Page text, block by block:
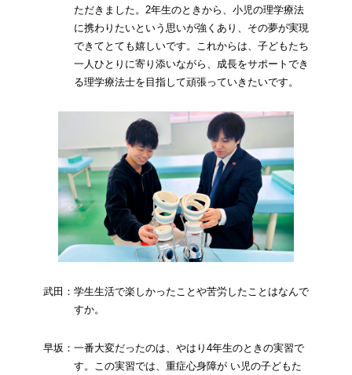
ただきました。2年生のときから、小児の理学療法
に携わりたいという思いが強くあり、その夢が実現
できてとても嬉しいです。これからは、子どもたち
一人ひとりに寄り添いながら、成長をサポートでき
る理学療法士を目指して頑張っていきたいです。
武田：学生生活で楽しかったことや苦労したことはなんで
すか。
早坂：一番大変だったのは、やはり4年生のときの実習で
す。この実習では、重症心身障が い児の子どもた